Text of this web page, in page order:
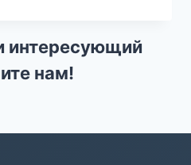
интересующий
нам!